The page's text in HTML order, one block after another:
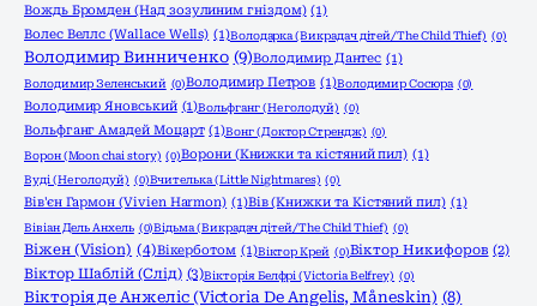
Вождь Бромден (Над зозулиним гніздом) (1)
Волес Веллс (Wallace Wells) (1)Володарка (Викрадач дітей/The Child Thief) (0)
Володимир Винниченко (9)Володимир Дантес (1)
Володимир Зеленський (0)Володимир Петров (1)Володимир Сосюра (0)
Володимир Яновський (1)Вольфганг (Не голодуй) (0)
Вольфганг Амадей Моцарт (1)Вонг (Доктор Стрендж) (0)
Ворон (Moon chai story) (0)Ворони (Книжки та кістяний пил) (1)
Вуді (Не голодуй) (0)Вчителька (Little Nightmares) (0)
Вів'єн Гармон (Vivien Harmon) (1)Вів (Книжки та Кістяний пил) (1)
Вівіан Дель Анхель (0)Відьма (Викрадач дітей/The Child Thief) (0)
Віжен (Vision) (4)Вікерботом (1)Віктор Крей (0)Віктор Никифоров (2)
Віктор Шаблій (Слід) (3)Вікторія Белфрі (Victoria Belfrey) (0)
Вікторія де Анжеліс (Victoria De Angelis, Måneskin) (8)